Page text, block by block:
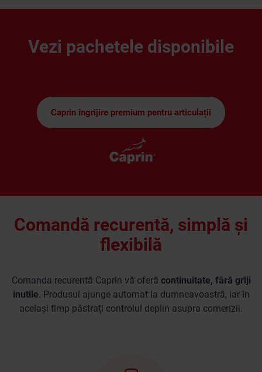
Vezi pachetele disponibile
Caprin îngrijire premium pentru articulații
Comandă recurentă, simplă și
flexibilă
Comanda recurentă Caprin vă oferă continuitate, fără griji
inutile. Produsul ajunge automat la dumneavoastră, iar în
același timp păstrați controlul deplin asupra comenzii.